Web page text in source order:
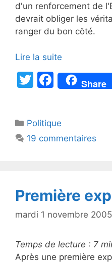
d'un renforcement de
devrait obliger les
ranger du bon côté.
Lire la suite
T
er
F
a
e
b
k
Share
Catégories
Politique
19 commentaires
Première
mardi 1 novembre 2005
Temps de lecture : 7
Après une première